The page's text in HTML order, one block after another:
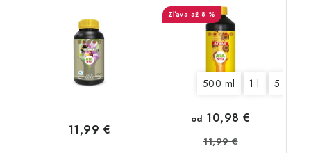
11,99 €
až 8 %
500 ml 1 l 5 l
od 10,98 €
11,99 €